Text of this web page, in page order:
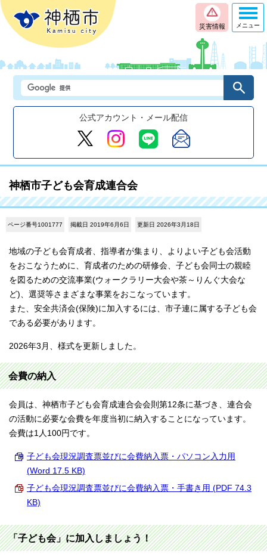
災害情報
公式アカウント・メール配信
メニュー
神栖市子ども会育成連合会
ページ番号1001777 掲載日 2019年6月6日 更新日 2026年3月18日
地域の子ども会育成者、指導者が集まり、よりよい子ども会活動
をおこなうために、育成者のための研修会、子ども会同士の親睦
を図るための交流事業(ウォークラリー大会や茶～りんぐ大会な
ど)、選奨等さまざまな事業をおこなっています。
また、安全共済会(保険)に加入するには、市子連に属する子ども会
である必要があります。
2026年3月、様式を更新しました。
会費の納入
会員は、神栖市子ども会育成連合会会則第12条に基づき、連合会
の活動に必要な会費を年度当初に納入することになっています。
会費は1人100円です。
子ども会現況調査票並びに会費納入票・パソコン入力用
(Word 17.5 KB)
子ども会現況調査票並びに会費納入票・手書き用 (PDF 74.3
KB)
「子ども会」に加入しましょう！